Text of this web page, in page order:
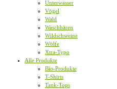
Unterwasser
Vögel
Wald
Waschbären
Wildschweine
Wölfe
Xtra-Typo
Alle Produkte
Bio-Produkte
T-Shirts
Tank-Tops